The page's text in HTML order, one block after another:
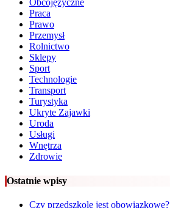
Obcojęzyczne
Praca
Prawo
Przemysł
Rolnictwo
Sklepy
Sport
Technologie
Transport
Turystyka
Ukryte Zajawki
Uroda
Usługi
Wnętrza
Zdrowie
Ostatnie wpisy
Czy przedszkole jest obowiązkowe?